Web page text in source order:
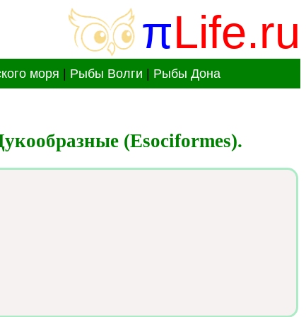
πLife.ru
моря Рыбы Волги Рыбы Дона
(Esociformes).